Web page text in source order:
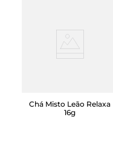
Chá Misto Leão Relaxa
16g